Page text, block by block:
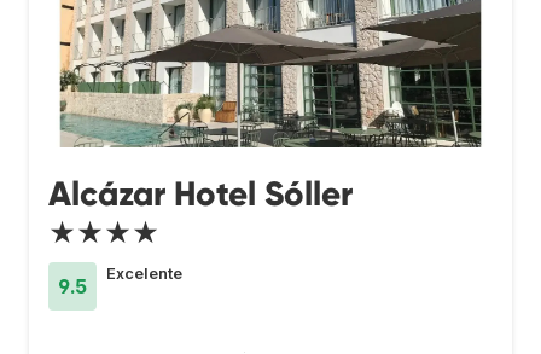
Alcázar Hotel Sóller
★★★★
9.5
Excelente